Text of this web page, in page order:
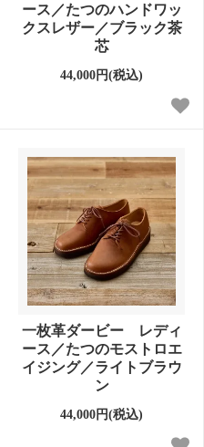
ース／たつのハンドワッ
クスレザー／ブラック茶
芯
44,000円(税込)
一枚革ダービー レディ
ース／たつのモストロエ
イジング／ライトブラウ
ン
44,000円(税込)